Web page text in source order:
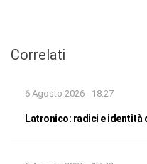
Correlati
6 Agosto 2026 - 18:27
Latronico: radici e identità